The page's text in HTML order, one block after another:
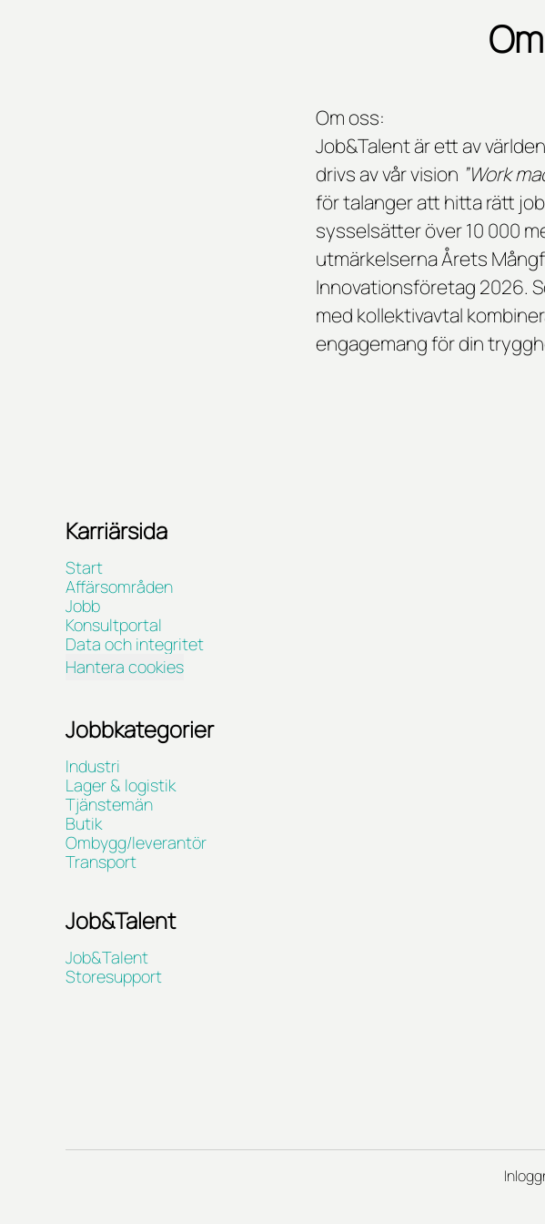
Om oss:
Job&Talent är ett av
drivs av vår vision ”Work
för talanger att hitta rätt
sysselsätter över 10 000
utmärkelsernaÅrets
Innovationsföretag 2026.
med kollektivavtal
engagemang för din
Karriärsida
Start
Affärsområden
Jobb
Konsultportal
Data och integritet
Hantera cookies
Jobbkategorier
Industri
Lager & logistik
Tjänstemän
Butik
Ombygg/leverantör
Transport
Job&Talent
Job&Talent
Storesupport